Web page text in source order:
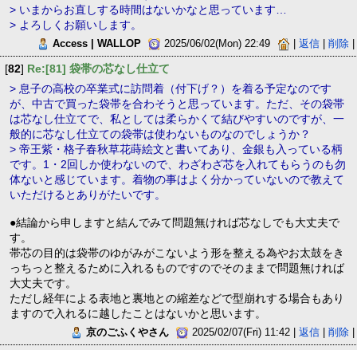
> いまからお直しする時間はないかなと思っています…
> よろしくお願いします。
Access | WALLOP 2025/06/02(Mon) 22:49 |返信 |削除
[82] Re:[81] 袋帯の芯なし仕立て
> 息子の高校の卒業式に訪問着（付下げ？）を着る予定なのです
が、中古で買った袋帯を合わそうと思っています。ただ、その袋帯
は芯なし仕立てで、私としては柔らかくて結びやすいのですが、一
般的に芯なし仕立ての袋帯は使わないものなのでしょうか？
> 帝王紫・格子春秋草花蒔絵文と書いてあり、金銀も入っている柄
です。1・2回しか使わないので、わざわざ芯を入れてもらうのも勿
体ないと感じています。着物の事はよく分かっていないので教えて
いただけるとありがたいです。
●結論から申しますと結んでみて問題無ければ芯なしでも大丈夫で
す。
帯芯の目的は袋帯のゆがみがこないよう形を整える為やお太鼓をき
っちっと整えるために入れるものですのでそのままで問題無ければ
大丈夫です。
ただし経年による表地と裏地との縮差などで型崩れする場合もあり
ますので入れるに越したことはないかと思います。
京のごふくやさん 2025/02/07(Fri) 11:42 |返信 |削除